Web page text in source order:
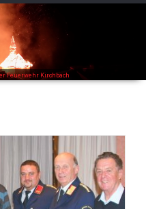
Feuerwehr Kirchbach